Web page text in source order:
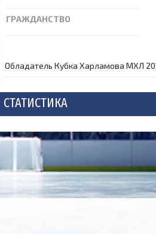
ГРАЖДАНСТВО
Обладатель Кубка Харламова МХЛ
СТАТИСТИКА